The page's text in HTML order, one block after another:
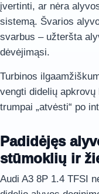
įvertinti, ar nėra
sistemą. Švarios
svarbus – užteršta
dėvėjimąsi.
Turbinos
vengti didelių
trumpai „atvėsti“ po
Padidėjęs
stūmoklių ir
Audi A3 8P 1.4 TFSI